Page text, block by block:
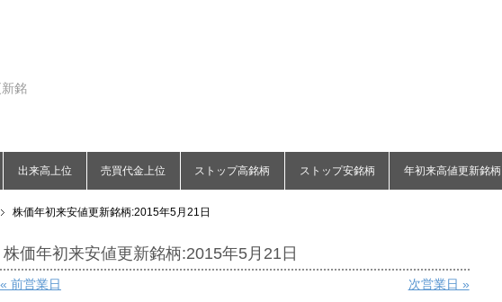
銘
出来高上位 売買代金上位 ストップ高銘柄 ストップ安銘柄 年初来高値更新銘柄
株価年初来安値更新銘柄:2015年5月21日
株価年初来安値更新銘柄:2015年5月21日
« 前営業日 次営業日 »